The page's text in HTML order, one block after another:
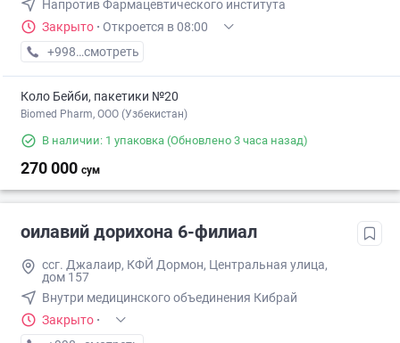
Напротив Фармацевтического института
Закрыто · Откроется в 08:00
+998 (95) XXX-XX-XX
смотреть
Коло Бейби, пакетики №20
Biomed Pharm, OOO (Узбекистан)
В наличии: 1 упаковка (Обновлено 3 часа назад)
270 000 сум
оилавий дорихона 6-филиал
ссг. Джалаир, КФЙ Дормон, Центральная улица,
дом 157
Внутри медицинского объединения Кибрай
Закрыто ·